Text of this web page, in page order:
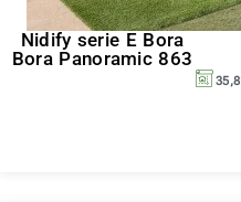
Nidify serie E Bora
Bora Panoramic 863